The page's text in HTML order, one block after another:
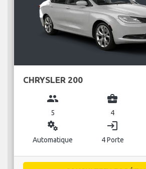
CHRYSLER 200
group
5
business_center
4
miscellaneous_services
Automatique
login
4 Porte